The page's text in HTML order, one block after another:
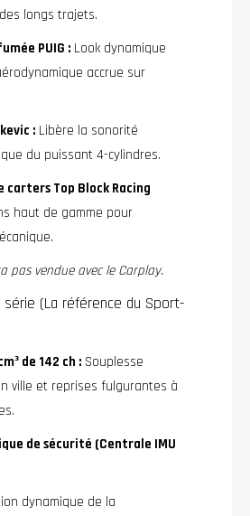
longs trajets.
PUIG : Look dynamique
accrue sur
: Libère la sonorité
du puissant 4-cylindres.
carters Top Block Racing
haut de gamme pour
pas vendue avec le Carplay.
(La référence du Sport-
de 142 ch : Souplesse
ville et reprises fulgurantes à
de sécurité (Centrale IMU
dynamique de la